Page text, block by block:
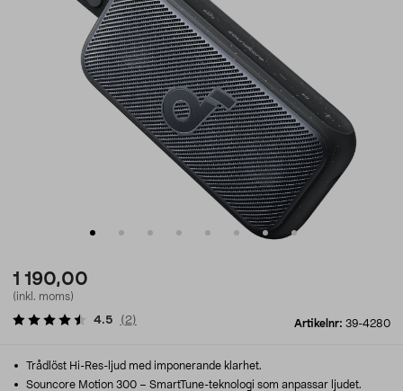
1 190,00
(inkl. moms)
Artikelnr: 39-4280
4.5 ( 2)
Trådlöst Hi-Res-ljud med imponerande klarhet.
Souncore Motion 300 – SmartTune-teknologi som anpassar ljudet.